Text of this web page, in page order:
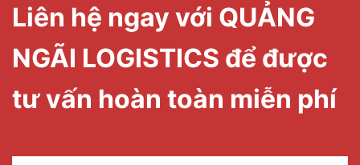
Liên hệ ngay với QUẢNG
NGÃI LOGISTICS để được
tư vấn hoàn toàn miễn phí